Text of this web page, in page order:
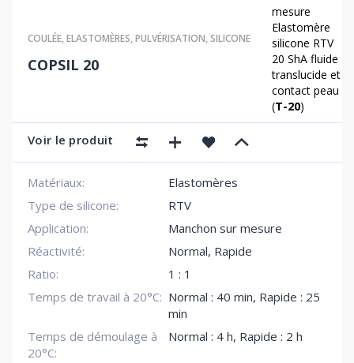
COULÉE,ELASTOMÈRES,PULVÉRISATION,SILICONE
COPSIL 20
mesure
Elastomère
silicone RTV
20 ShA fluide
translucide et
contact peau
(T-20)
Voir le produit
Matériaux:
Elastomères
Type de silicone:
RTV
Application:
Manchon sur mesure
Réactivité:
Normal, Rapide
Ratio:
1 : 1
Temps de travail à 20°C: Normal : 40 min, Rapide : 25
min
Temps de démoulage à
20°C:
Normal : 4 h, Rapide : 2 h